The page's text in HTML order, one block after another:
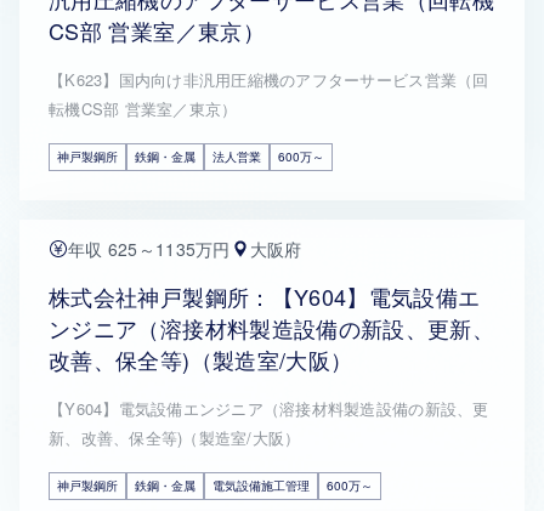
CS部 営業室／東京）
【K623】国内向け非汎用圧縮機のアフターサービス営業（回
転機CS部 営業室／東京）
神戸製鋼所 鉄鋼・金属 法人営業 600万～
年収 625～1135万円 大阪府
株式会社神戸製鋼所：【Y604】電気設備エ
ンジニア（溶接材料製造設備の新設、更新、
改善、保全等)（製造室/大阪）
【Y604】電気設備エンジニア（溶接材料製造設備の新設、更
新、改善、保全等)（製造室/大阪）
神戸製鋼所 鉄鋼・金属 電気設備施工管理 600万～